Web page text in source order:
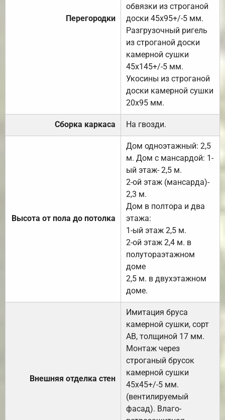
Перегородки
обвязки из строганой
доски 45х95+/-5 мм.
Разгрузочный ригель
из строганой доски
камерной сушки
45х145+/-5 мм.
Укосины из строганой
доски камерной сушки
20х95 мм.
Сборка каркаса На гвозди.
Высота от пола до потолка
Дом одноэтажный: 2,5
м. Дом с мансардой: 1-
ый этаж- 2,5 м.
2-ой этаж (мансарда)-
2,3 м.
Дом в полтора и два
этажа:
1-ый этаж 2,5 м.
2-ой этаж 2,4 м. в
полутораэтажном
доме
2,5 м. в двухэтажном
доме.
Внешняя отделка стен
Имитация бруса
камерной сушки, сорт
АВ, толщиной 17 мм.
Монтаж через
строганый брусок
камерной сушки
45х45+/-5 мм.
(вентилируемый
фасад). Влаго-